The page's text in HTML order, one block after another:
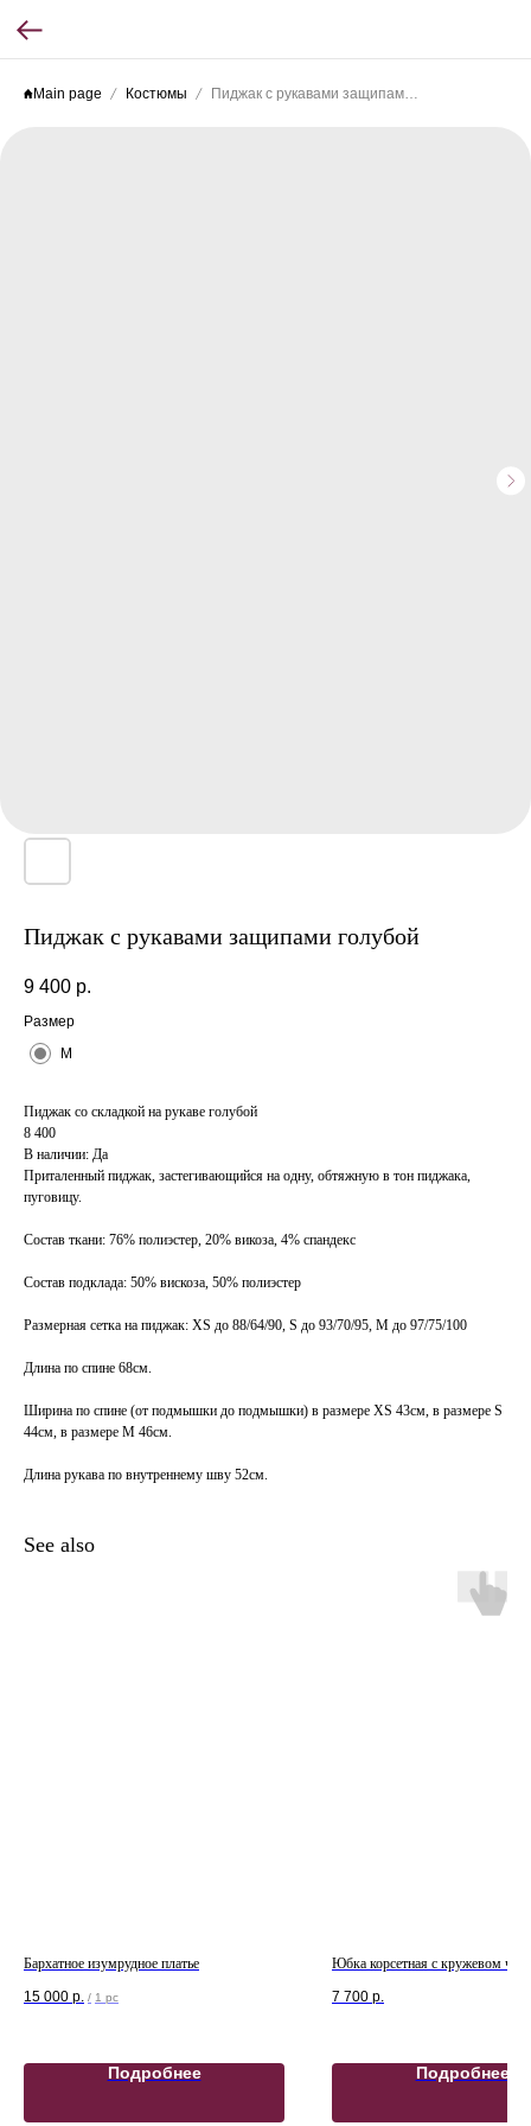
Main page Костюмы
Пиджак с рукавами защипами голубой
9 400 р.
Размер
M
Пиджак со складкой на рукаве голубой
8 400
В наличии: Да
Приталенный пиджак, застегивающийся на одну, обтяжную в тон пиджака,
пуговицу.
Состав ткани: 76% полиэстер, 20% викоза, 4% спандекс
Состав подклада: 50% вискоза, 50% полиэстер
Размерная сетка на пиджак: XS до 88/64/90, S до 93/70/95, M до 97/75/100
Длина по спине 68см.
Ширина по спине (от подмышки до подмышки) в размере XS 43cм, в размере S
44cм, в размере М 46см.
Длина рукава по внутреннему шву 52см.
See also
Бархатное изумрудное платье
15 000 р. / 1 pc
Подробнее
Юбка корсетная с кружевом
7 700 р.
Подробнее